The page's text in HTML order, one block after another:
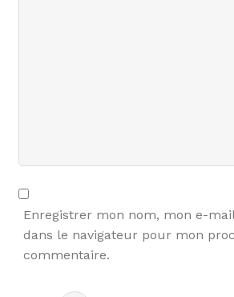
Enregistrer mon nom, mon e-
dans le navigateur pour mon
commentaire.